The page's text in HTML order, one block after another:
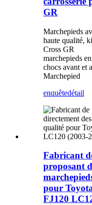
GR
Marchepieds
haute qualité,
Cross GR
marchepieds
chocs avant et
Marchepied
enquêtedétail
Fabricant
proposant
pour
FJ120